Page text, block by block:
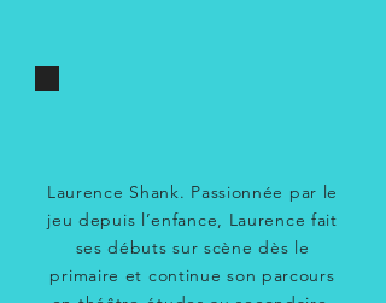
Laurence Shank. Passionnée par le
jeu depuis l’enfance, Laurence fait
ses débuts sur scène dès le
primaire et continue son parcours